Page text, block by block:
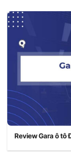
Review Gara ô tô